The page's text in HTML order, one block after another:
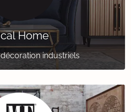
Home
industriels